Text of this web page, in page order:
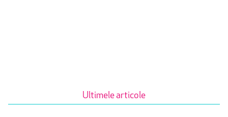
Ultimele articole